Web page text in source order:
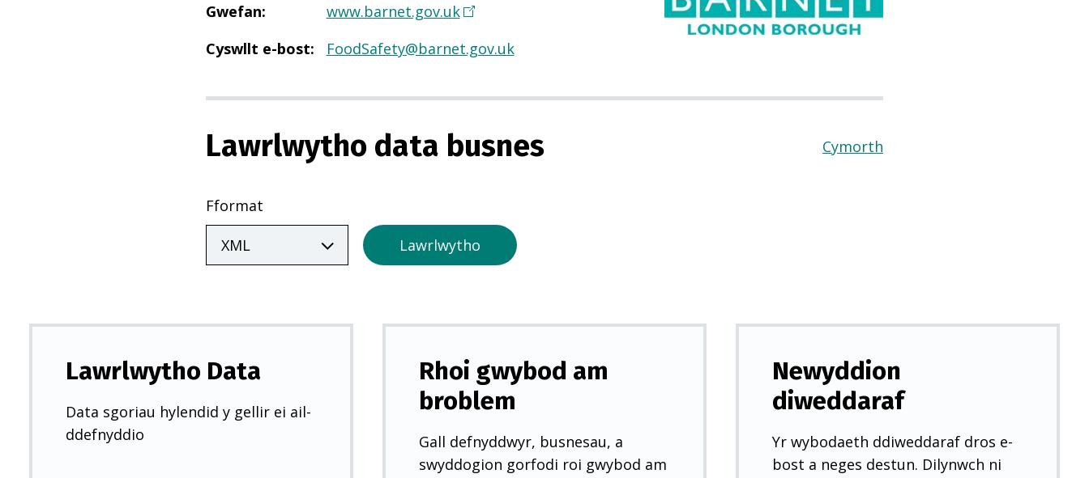
Gwefan: www.barnet.gov.uk(
n
g
r
n
n
w
y
d
)
Cyswllt e-bost: FoodSafety@barnet.gov.uk
Lawrlwytho data busnes Cymorth
Fformat
Lawrlwytho
Lawrlwytho Data
Data sgoriau hylendid y gellir ei ail-
ddefnyddio
Rhoi gwybod am
broblem
Gall defnyddwyr, busnesau, a
swyddogion gorfodi roi gwybod am
Newyddion
diweddaraf
Yr wybodaeth ddiweddaraf dros e-
bost a neges destun. Dilynwch ni